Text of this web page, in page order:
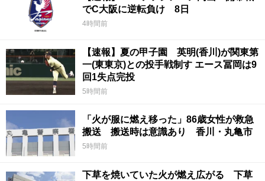
でC大阪に逆転負け 8日
4時間前
【速報】夏の甲子園 英明(香川)が関東第
一(東東京)との投手戦制す エース冨岡は9
回1失点完投
5時間前
「火が服に燃え移った」86歳女性が救急
搬送 搬送時は意識あり 香川・丸亀市
5時間前
下草を焼いていた火が燃え広がる 下草